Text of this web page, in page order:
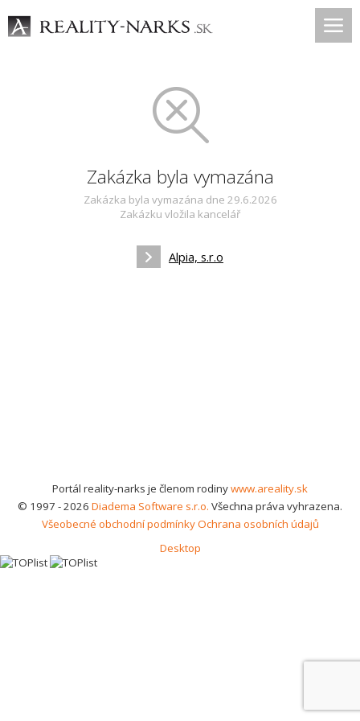
Zakázka byla vymazána
Zakázka byla vymazána dne 29.6.2026
Zakázku vložila kancelář
Alpia, s.r.o
Portál reality-narks je členom rodinywww.areality.sk
© 1997 - 2026 Diadema Software s.r.o. Všechna práva vyhrazena.
Všeobecné obchodní podmínkyOchrana osobních údajů
Desktop